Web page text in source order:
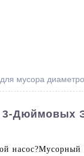
для мусора
Дюймовых
насос?Мусорный